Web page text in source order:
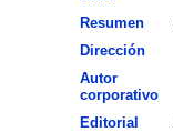
Resumen
Dirección
Autor
corporativo
Editorial